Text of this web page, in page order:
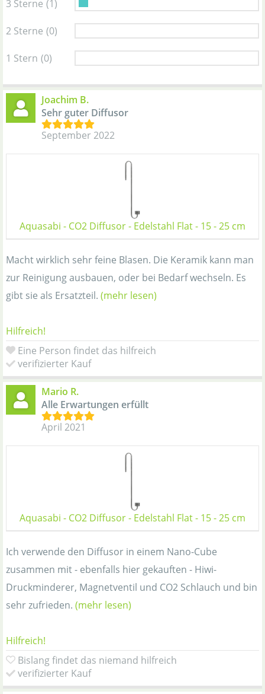
3 Sterne (1)
2 Sterne (0)
1 Stern (0)
Joachim B.
Sehr guter Diffusor
September 2022
Aquasabi - CO2 Diffusor - Edelstahl Flat - 15 - 25 cm
Macht wirklich sehr feine Blasen. Die Keramik kann man
zur Reinigung ausbauen, oder bei Bedarf wechseln. Es
gibt sie als Ersatzteil. (mehr lesen)
Hilfreich!
Eine Person findet das hilfreich
verifizierter Kauf
Mario R.
Alle Erwartungen erfüllt
April 2021
Aquasabi - CO2 Diffusor - Edelstahl Flat - 15 - 25 cm
Ich verwende den Diffusor in einem Nano-Cube
zusammen mit - ebenfalls hier gekauften - Hiwi-
Druckminderer, Magnetventil und CO2 Schlauch und bin
sehr zufrieden. (mehr lesen)
Hilfreich!
Bislang findet das niemand hilfreich
verifizierter Kauf